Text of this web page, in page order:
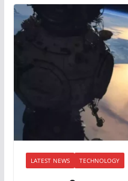
LATEST NEWS TECHNOLOGY